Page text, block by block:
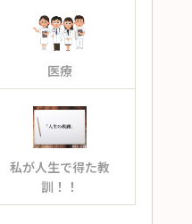
医療
私が人生で得た教
訓！！